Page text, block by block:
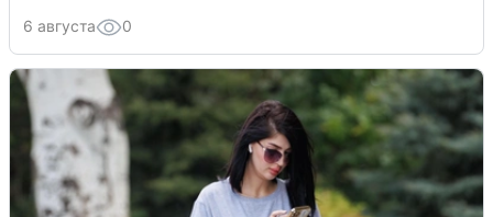
6 августа 0